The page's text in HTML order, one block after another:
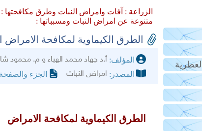
الزراعة : آفات وامراض النبات وطرق مكافحتها :
متنوعة عن امراض النبات ومسبباتها :
الطرق الكيماوية لمكافحة الامراض
المؤلف: أ.د جهاد محمد الهباء و م. محمود
المصدر: امراض النبات الجزء
الطرق الكيماوية لمكافحة الامراض